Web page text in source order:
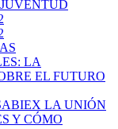
LA
EL FUTURO
LA UNIÓN
Y CÓMO